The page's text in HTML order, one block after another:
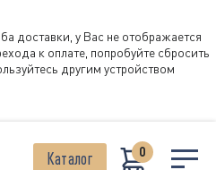
доставки, у Вас не отображается
к оплате, попробуйте сбросить
другим устройством
Каталог 0